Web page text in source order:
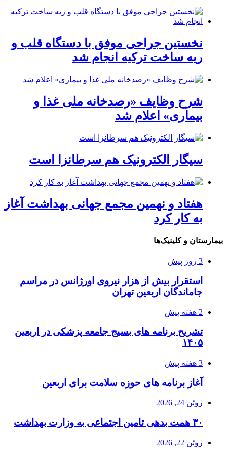
نخستین جراحی موفق با دستگاه قلب و
ریه ساخت ترکیه انجام شد
شرح وظایف «رصدخانه ملی غذا و
بیماری» اعلام شد
سیگار الکترونیک هم سرطانزا است
هفتاد و نهمین مجمع جهانی بهداشت آغاز
به کار کرد
بیمارستان و کلینیک‌ها
3 روز پیش
استقرار بیش از هزار نیروی اورژانس در مراسم
جاماندگان اربعین تهران
2 هفته پیش
تشریح برنامه های بسیج جامعه پزشکی در اربعین
۱۴۰۵
3 هفته پیش
آغاز برنامه های حوزه سلامت برای اربعین
ژوئن 24, 2026
۳۰ همت بدهی تامین اجتماعی به وزارت بهداشت
ژوئن 22, 2026